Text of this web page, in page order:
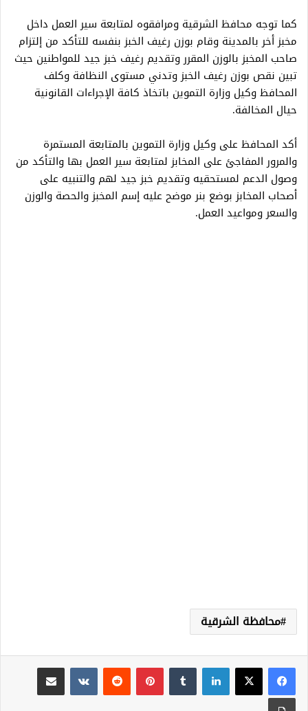
كما توجه محافظ الشرقية ومرافقوه لمتابعة سير العمل داخل
مخبز أخر بالمدينة وقام بوزن رغيف الخبز بنفسه للتأكد من إلتزام
صاحب المخبز بالوزن المقرر وتقديم رغيف خبز جيد للمواطنين حيث
تبين نقص بوزن رغيف الخبز وتدني مستوى النظافة وكلف
المحافظ وكيل وزارة التموين باتخاذ كافة الإجراءات القانونية
حيال المخالفة.
أكد المحافظ على وكيل وزارة التموين بالمتابعة المستمرة
والمرور المفاجئ على المخابز لمتابعة سير العمل بها والتأكد من
وصول الدعم لمستحقيه وتقديم خبز جيد لهم والتنبيه على
أصحاب المخابز بوضع بنر موضح عليه إسم المخبز والحصة والوزن
والسعر ومواعيد العمل.
محافظة الشرقية
لينكدإن بينتيريست